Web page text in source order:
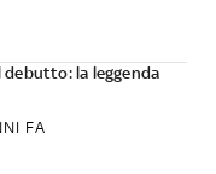
debutto: la leggenda
FA